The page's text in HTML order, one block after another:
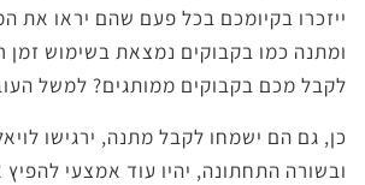
ייזכרו בקיומכם בכל פעם שהם יראו את
ומתנה כמו בקבוקים נמצאת בשימוש זמן
לקבל מכם בקבוקים ממותגים? למשל
כן, גם הם ישמחו לקבל מתנה, ירגישו
ובשורה התחתונה, יהיו עוד אמצעי